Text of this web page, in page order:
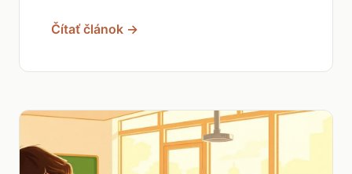
Čítať článok →